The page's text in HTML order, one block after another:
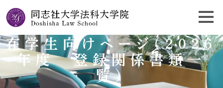
在学生向けページ（2026
年度 登録関係書類一
覧）